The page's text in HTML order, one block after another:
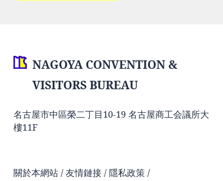
NAGOYA CONVENTION &
VISITORS BUREAU
名古屋市中區榮二丁目10-19 名古屋商工会議所大
樓11F
關於本網站 友情鏈接 隱私政策